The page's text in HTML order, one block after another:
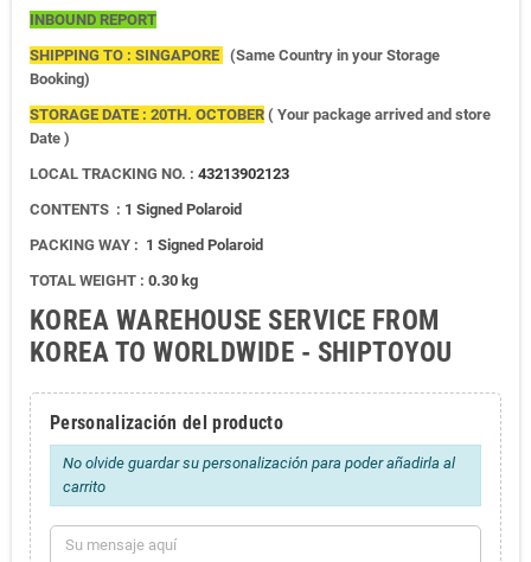
INBOUND REPORT
SHIPPING TO : SINGAPORE (Same Country in your Storage
Booking)
STORAGE DATE : 20TH. OCTOBER ( Your package arrived and store
Date )
LOCAL TRACKING NO. : 43213902123
CONTENTS : 1 Signed Polaroid
PACKING WAY : 1 Signed Polaroid
TOTAL WEIGHT : 0.30 kg
KOREA WAREHOUSE SERVICE FROM
KOREA TO WORLDWIDE - SHIPTOYOU
Personalización del producto
No olvide guardar su personalización para poder añadirla al
carrito